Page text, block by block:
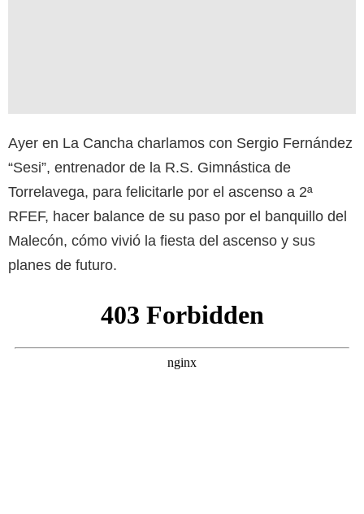
Ayer en La Cancha charlamos con Sergio Fernández
“Sesi”, entrenador de la R.S. Gimnástica de
Torrelavega, para felicitarle por el ascenso a 2ª
RFEF, hacer balance de su paso por el banquillo del
Malecón, cómo vivió la fiesta del ascenso y sus
planes de futuro.